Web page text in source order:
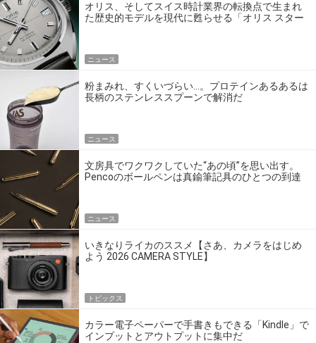
オリス、そしてスイス時計業界の転換点で生まれ
た歴史的モデルを現代に甦らせる「オリス スター
ニュース
粉まみれ、すくいづらい…。プロテインあるあるは
長柄のステンレススプーンで解消だ
ニュース
文房具でワクワクしていた“あの頃”を思い出す。
Pencoのボールペンは真鍮筆記具のひとつの到達
ニュース
いきなりライカのススメ【さあ、カメラをはじめ
よう 2026 CAMERA STYLE】
トピックス
カラー電子ペーパーで手書きもできる「Kindle」で
インプットとアウトプットに集中だ